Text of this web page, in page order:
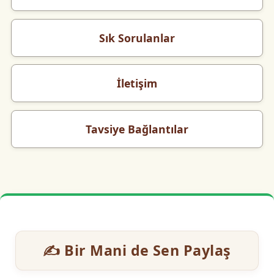
Sık Sorulanlar
İletişim
Tavsiye Bağlantılar
✍️ Bir Mani de Sen Paylaş